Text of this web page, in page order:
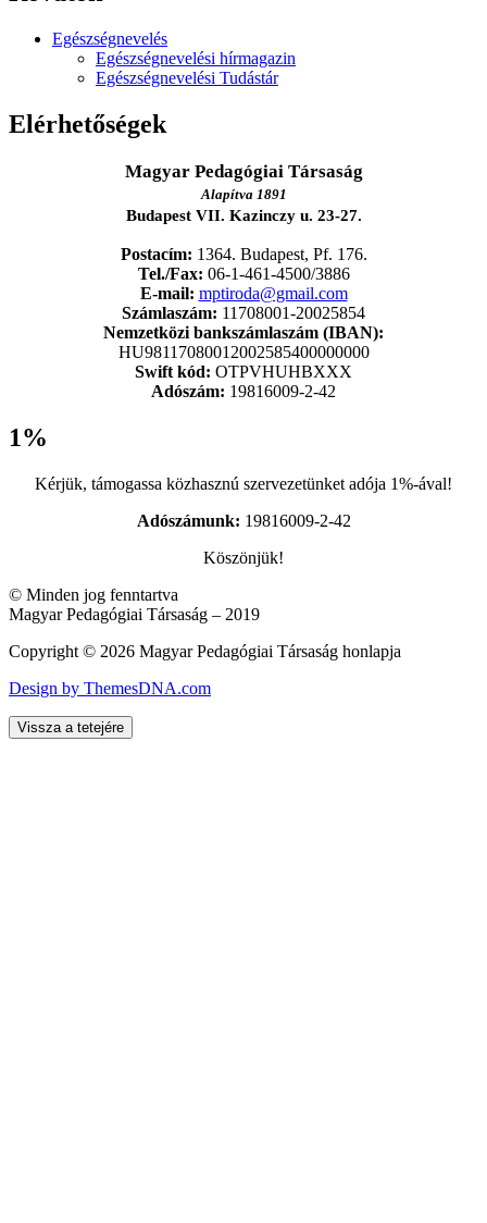
Egészségnevelés
Egészségnevelési hírmagazin
Egészségnevelési Tudástár
Elérhetőségek
Magyar Pedagógiai Társaság
Alapítva 1891
Budapest VII. Kazinczy u. 23-27.
Postacím: 1364. Budapest, Pf. 176.
Tel./Fax: 06-1-461-4500/3886
E-mail: mptiroda@gmail.com
Számlaszám: 11708001-20025854
Nemzetközi bankszámlaszám (IBAN):
HU98117080012002585400000000
Swift kód: OTPVHUHBXXX
Adószám: 19816009-2-42
1%
Kérjük, támogassa közhasznú szervezetünket adója 1%-ával!
Adószámunk: 19816009-2-42
Köszönjük!
© Minden jog fenntartva
Magyar Pedagógiai Társaság – 2019
Copyright © 2026 Magyar Pedagógiai Társaság honlapja
Design by ThemesDNA.com
Vissza a tetejére